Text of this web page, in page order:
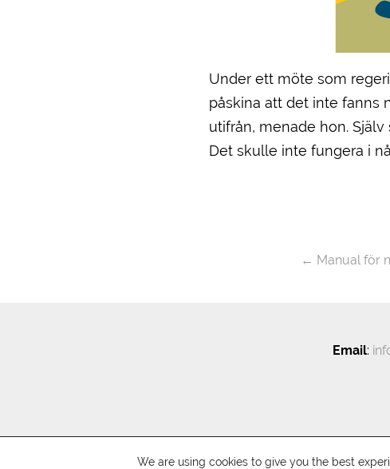
Under ett möte som
påskina att det inte fanns
utifrån, menade hon.
Det skulle inte fungera i
← Manual för
Email:
We are using cookies to give you the best